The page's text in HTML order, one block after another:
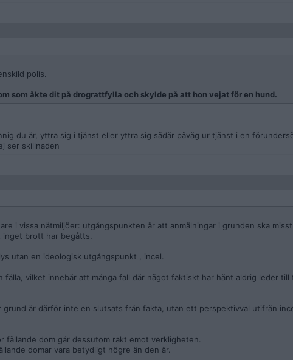
polis.
som åkte dit på drograttfylla och skylde på att hon vejat för en hund.
du är, yttra sig i tjänst eller yttra sig sådär påväg ur tjänst i en
ser skillnaden
i vissa nätmiljöer: utgångspunkten är att anmälningar i grunden ska
brott har begåtts.
utan en ideologisk utgångspunkt , incel.
vilket innebär att många fall där något faktiskt har hänt aldrig leder till
grund är därför inte en slutsats från fakta, utan ett perspektivval utifrån
fällande dom går dessutom rakt emot verkligheten.
domar vara betydligt högre än den är.